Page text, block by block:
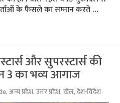
के फैसले का सम्मान करते …
और सुपरस्टार्स की
3 का भव्य आगाज
,अन्य प्रदेश,उत्तर प्रदेश,खेल,देश-विदेश